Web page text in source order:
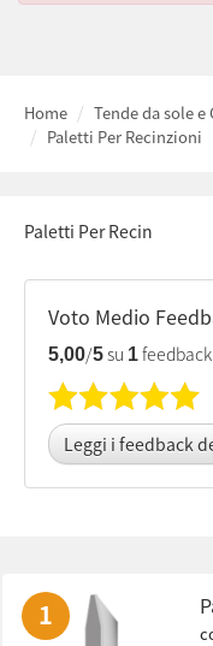
Home Tende da sole
Paletti Per Recinzioni
Paletti Per Recin
Voto Medio
5,00/5su 1feedback
Leggi i feedback
1